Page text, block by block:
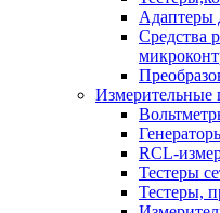
Адаптеры
Cредства
Измерительные
RCL-
Тестеры
Тестеры,